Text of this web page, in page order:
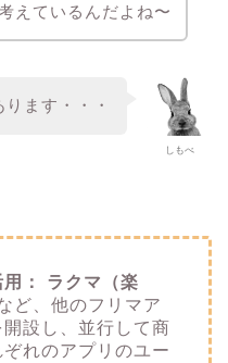
えているんだよね〜
しもべ
ます・・・
：
ラクマ（楽
ど、他のフリマア
設し、並行して商
れのアプリのユー